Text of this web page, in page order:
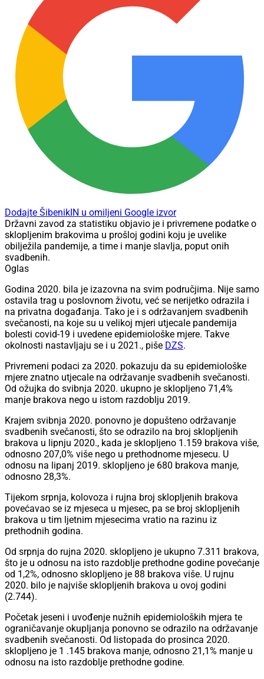
Dodajte ŠibenikIN u omiljeni Google izvor
Državni zavod za statistiku objavio je i privremene podatke o
sklopljenim brakovima u prošloj godini koju je uvelike
obilježila pandemije, a time i manje slavlja, poput onih
svadbenih.
Oglas
Godina 2020. bila je izazovna na svim područjima. Nije samo
ostavila trag u poslovnom životu, već se nerijetko odrazila i
na privatna događanja. Tako je i s održavanjem svadbenih
svečanosti, na koje su u velikoj mjeri utjecale pandemija
bolesti covid-19 i uvedene epidemiološke mjere. Takve
okolnosti nastavljaju se i u 2021., piše DZS.
Privremeni podaci za 2020. pokazuju da su epidemiološke
mjere znatno utjecale na održavanje svadbenih svečanosti.
Od ožujka do svibnja 2020. ukupno je sklopljeno 71,4%
manje brakova nego u istom razdoblju 2019.
Krajem svibnja 2020. ponovno je dopušteno održavanje
svadbenih svečanosti, što se odrazilo na broj sklopljenih
brakova u lipnju 2020., kada je sklopljeno 1.159 brakova više,
odnosno 207,0% više nego u prethodnome mjesecu. U
odnosu na lipanj 2019. sklopljeno je 680 brakova manje,
odnosno 28,3%.
Tijekom srpnja, kolovoza i rujna broj sklopljenih brakova
povećavao se iz mjeseca u mjesec, pa se broj sklopljenih
brakova u tim ljetnim mjesecima vratio na razinu iz
prethodnih godina.
Od srpnja do rujna 2020. sklopljeno je ukupno 7.311 brakova,
što je u odnosu na isto razdoblje prethodne godine povećanje
od 1,2%, odnosno sklopljeno je 88 brakova više. U rujnu
2020. bilo je najviše sklopljenih brakova u ovoj godini
(2.744).
Početak jeseni i uvođenje nužnih epidemioloških mjera te
ograničavanje okupljanja ponovno se odrazilo na održavanje
svadbenih svečanosti. Od listopada do prosinca 2020.
sklopljeno je 1 .145 brakova manje, odnosno 21,1% manje u
odnosu na isto razdoblje prethodne godine.